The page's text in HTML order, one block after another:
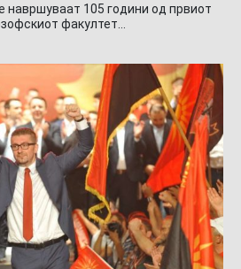
навршуваат 105 години од првиот
факултет…